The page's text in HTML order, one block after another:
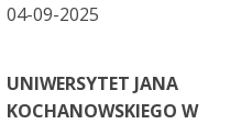
04-09-2025
UNIWERSYTET JANA
KOCHANOWSKIEGO W